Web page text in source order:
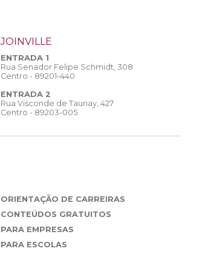
JOINVILLE
ENTRADA 1
Rua Senador Felipe Schmidt, 308
Centro - 89201-440
ENTRADA 2
Rua Visconde de Taunay, 427
Centro - 89203-005
ORIENTAÇÃO DE CARREIRAS
CONTEÚDOS GRATUITOS
PARA EMPRESAS
PARA ESCOLAS